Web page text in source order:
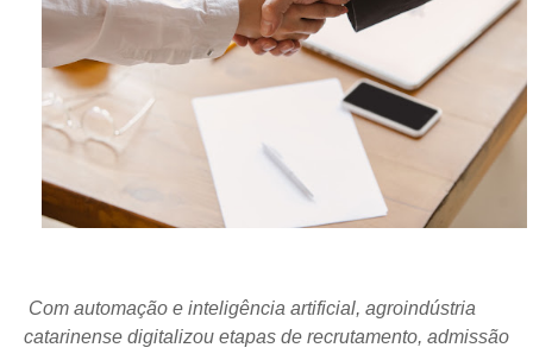
Com automação e inteligência artificial, agroindústria
catarinense digitalizou etapas de recrutamento, admissão